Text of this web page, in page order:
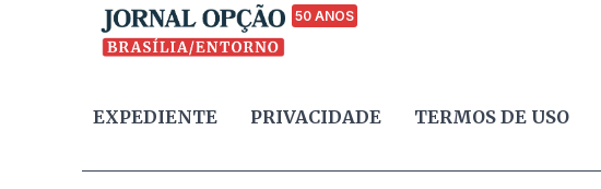
50 ANOS
EXPEDIENTE PRIVACIDADE TERMOS DE USO